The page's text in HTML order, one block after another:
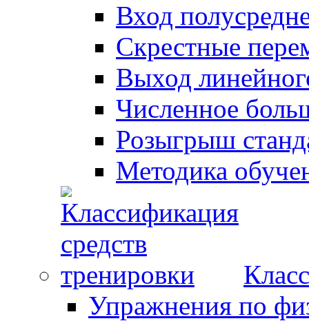
Вход
Скрестные
Выход
Численное
Розыгрыш
Методика
Упражнения по